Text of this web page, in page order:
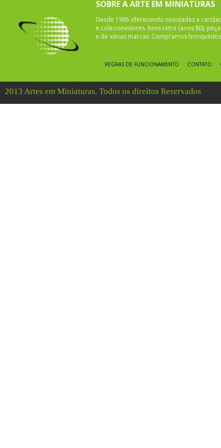
SOBRE A ARTE EM MINIATURAS
Desde 1995 oferecendo novidades e
e colecionadores. Itens retro (anos 80),
e de várias marcas. Compramos
REGRAS DE FUNCIONAMENTO CONTATO
2013 Artes em Miniaturas. Todos os direitos Reservados